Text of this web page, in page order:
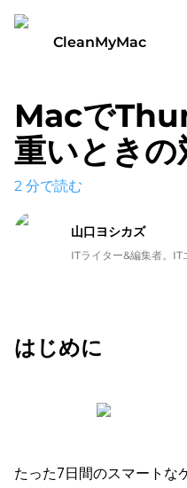
CleanMyMac
Macで
重いときの
2 分で読む
山口ヨシカズ
ITライター&編集者。IT
はじめに
たった7日間のスマートな